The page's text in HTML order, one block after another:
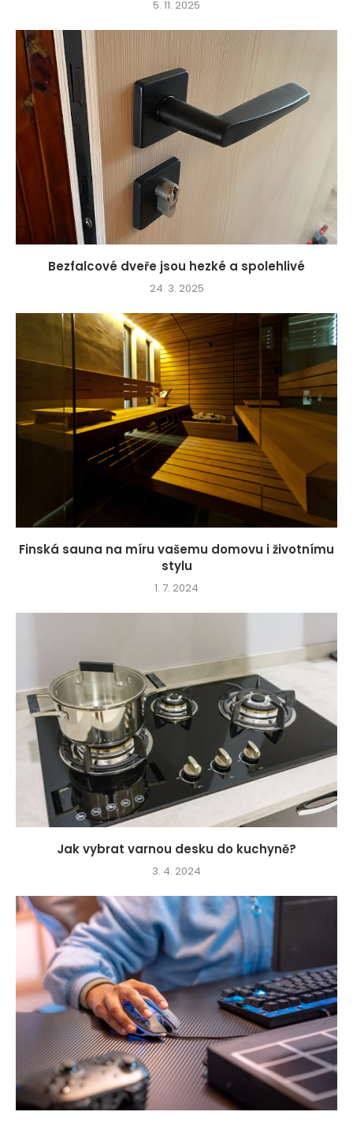
5. 11. 2025
Bezfalcové dveře jsou hezké a spolehlivé
24. 3. 2025
Finská sauna na míru vašemu domovu i životnímu
stylu
1. 7. 2024
Jak vybrat varnou desku do kuchyně?
3. 4. 2024